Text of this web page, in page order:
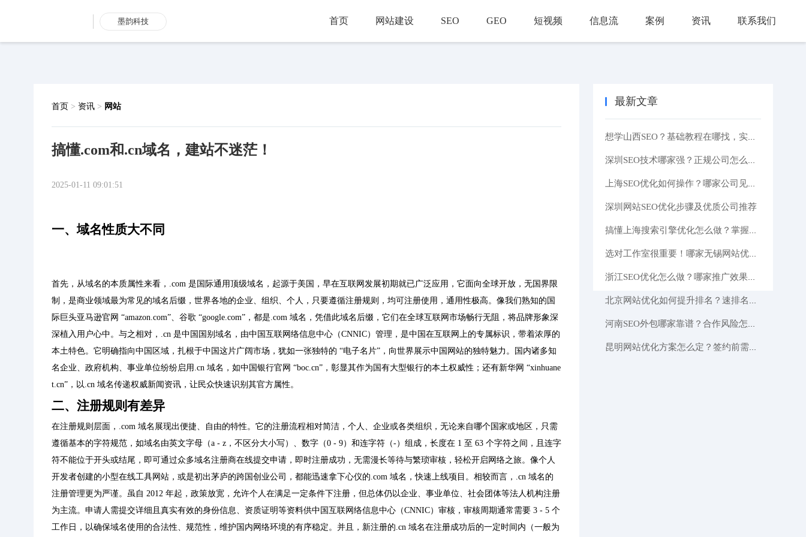
墨韵科技 首页 网站建设 SEO GEO 短视频 信息流 案例 资讯 联系我们
首页 > 资讯> 网站
搞懂.com和.cn域名，建站不迷茫！
2025-01-11 09:01:51
一、域名性质大不同
首先，从域名的本质属性来看，.com 是国际通用顶级域名，起源于美国，早在互联网发展初期就已广泛应用，它面向全球开放，无国界限
制，是商业领域最为常见的域名后缀，世界各地的企业、组织、个人，只要遵循注册规则，均可注册使用，通用性极高。像我们熟知的国
际巨头亚马逊官网 “amazon.com”、谷歌 “google.com”，都是.com 域名，凭借此域名后缀，它们在全球互联网市场畅行无阻，将品牌形象深
深植入用户心中。与之相对，.cn 是中国国别域名，由中国互联网络信息中心（CNNIC）管理，是中国在互联网上的专属标识，带着浓厚的
本土特色。它明确指向中国区域，扎根于中国这片广阔市场，犹如一张独特的 “电子名片”，向世界展示中国网站的独特魅力。国内诸多知
名企业、政府机构、事业单位纷纷启用.cn 域名，如中国银行官网 “boc.cn”，彰显其作为国有大型银行的本土权威性；还有新华网 “xinhuane
t.cn”，以.cn 域名传递权威新闻资讯，让民众快速识别其官方属性。
二、注册规则有差异
在注册规则层面，.com 域名展现出便捷、自由的特性。它的注册流程相对简洁，个人、企业或各类组织，无论来自哪个国家或地区，只需
遵循基本的字符规范，如域名由英文字母（a - z，不区分大小写）、数字（0 - 9）和连字符（-）组成，长度在 1 至 63 个字符之间，且连字
符不能位于开头或结尾，即可通过众多域名注册商在线提交申请，即时注册成功，无需漫长等待与繁琐审核，轻松开启网络之旅。像个人
开发者创建的小型在线工具网站，或是初出茅庐的跨国创业公司，都能迅速拿下心仪的.com 域名，快速上线项目。相较而言，.cn 域名的
注册管理更为严谨。虽自 2012 年起，政策放宽，允许个人在满足一定条件下注册，但总体仍以企业、事业单位、社会团体等法人机构注册
为主流。申请人需提交详细且真实有效的身份信息、资质证明等资料供中国互联网络信息中心（CNNIC）审核，审核周期通常需要 3 - 5 个
工作日，以确保域名使用的合法性、规范性，维护国内网络环境的有序稳定。并且，新注册的.cn 域名在注册成功后的一定时间内（一般为
最新文章
想学山西SEO？基础教程在哪找，实战技巧一次说清
深圳SEO技术哪家强？正规公司怎么选？看完这篇你就懂了
上海SEO优化如何操作？哪家公司见效快？这里有答案！
深圳网站SEO优化步骤及优质公司推荐
搞懂上海搜索引擎优化怎么做？掌握这些核心技巧！
选对工作室很重要！哪家无锡网站优化工作室靠谱？提升排名有技巧吗？
浙江SEO优化怎么做？哪家推广效果好？这里有答案
北京网站优化如何提升排名？速排名风险大吗需注意？这里有答案！
河南SEO外包哪家靠谱？合作风险怎么规避？老司机教你几招
昆明网站优化方案怎么定？签约前需注意哪些套路？老司机为你揭秘